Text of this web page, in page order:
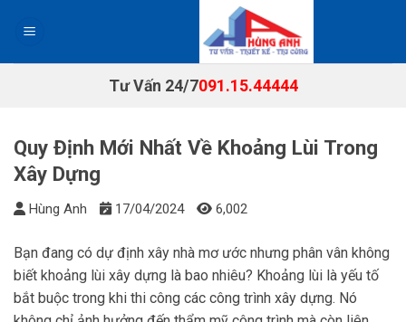
Tư Vấn 24/7091.15.44444
Quy Định Mới Nhất Về Khoảng Lùi Trong
Xây Dựng
Hùng Anh 17/04/2024 6,002
Bạn đang có dự định xây nhà mơ ước nhưng phân vân không
biết khoảng lùi xây dựng là bao nhiêu? Khoảng lùi là yếu tố
bắt buộc trong khi thi công các công trình xây dựng. Nó